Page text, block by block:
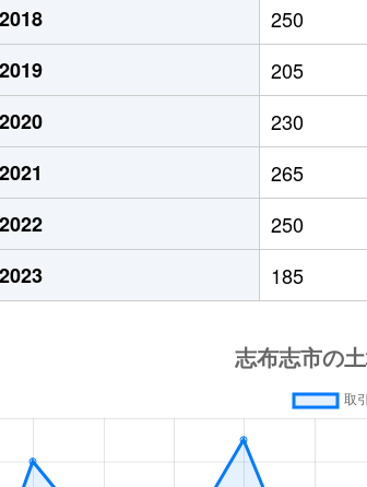
2018
250
2019
205
2020
230
2021
265
2022
250
2023
185